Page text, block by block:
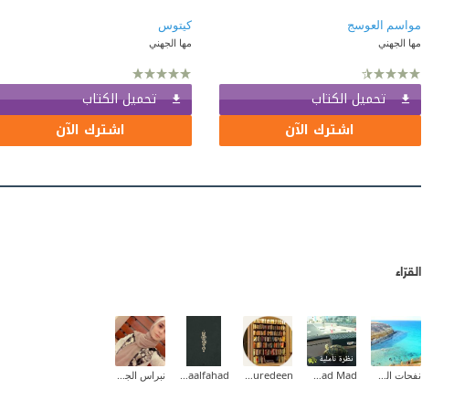
مواسم العوسج
مها الجهني
تحميل الكتاب
اشترك الآن
كيتوس
مها الجهني
تحميل الكتاب
اشترك الآن
القرّاء